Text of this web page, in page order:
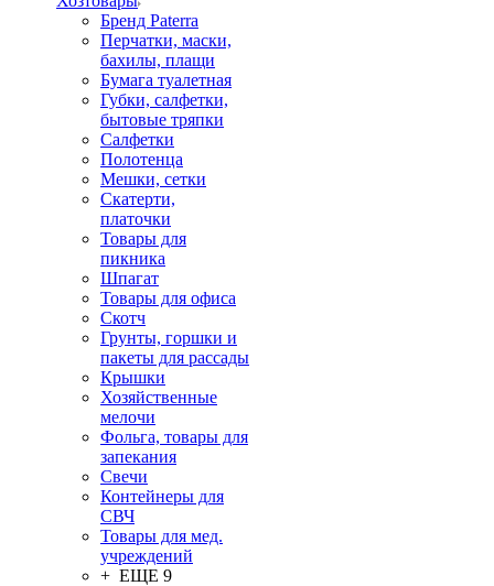
Бренд Paterra
Перчатки, маски,
бахилы, плащи
Бумага туалетная
Губки, салфетки,
бытовые тряпки
Салфетки
Полотенца
Мешки, сетки
Скатерти,
платочки
Товары для
пикника
Шпагат
Товары для офиса
Скотч
Грунты, горшки и
пакеты для рассады
Крышки
Хозяйственные
мелочи
Фольга, товары для
запекания
Свечи
Контейнеры для
СВЧ
Товары для мед.
учреждений
+ ЕЩЕ 9